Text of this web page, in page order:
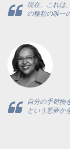
現在、これは
の種類の唯一
自分の手荷物
という悪夢か